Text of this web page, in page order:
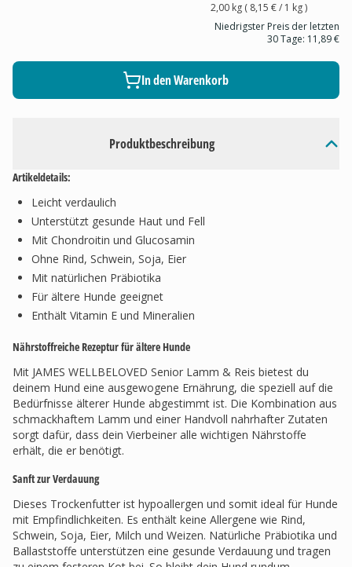
Produktbeschreibung
Artikeldetails:
Leicht verdaulich
Unterstützt gesunde Haut und Fell
Mit Chondroitin und Glucosamin
Ohne Rind, Schwein, Soja, Eier
Mit natürlichen Präbiotika
Für ältere Hunde geeignet
Enthält Vitamin E und Mineralien
Nährstoffreiche Rezeptur für ältere Hunde
Mit JAMES WELLBELOVED Senior Lamm & Reis bietest du
deinem Hund eine ausgewogene Ernährung, die speziell auf die
Bedürfnisse älterer Hunde abgestimmt ist. Die Kombination aus
schmackhaftem Lamm und einer Handvoll nahrhafter Zutaten
sorgt dafür, dass dein Vierbeiner alle wichtigen Nährstoffe
erhält, die er benötigt.
Sanft zur Verdauung
Dieses Trockenfutter ist hypoallergen und somit ideal für Hunde
mit Empfindlichkeiten. Es enthält keine Allergene wie Rind,
Schwein, Soja, Eier, Milch und Weizen. Natürliche Präbiotika und
Ballaststoffe unterstützen eine gesunde Verdauung und tragen
2,00 kg( 8,15 €/ 1 kg)
Niedrigster Preis der letzten
30 Tage: 11,89 €
In den Warenkorb